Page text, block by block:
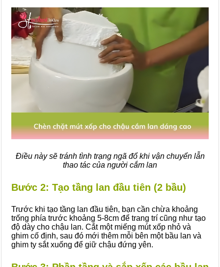
Điều này sẽ tránh tình trạng ngã đổ khi vận chuyển lẫn
thao tác của người cắm lan
Bước 2: Tạo tầng lan đầu tiên (2 bầu)
Trước khi tạo tầng lan đầu tiên, bạn cần chừa khoảng
trống phía trước khoảng 5-8cm để trang trí cũng như tạo
độ dày cho chậu lan. Cắt một miếng mút xốp nhỏ và
ghim cố định, sau đó mới thêm mỗi bên một bầu lan và
ghim ty sắt xuống để giữ chậu đứng yên.